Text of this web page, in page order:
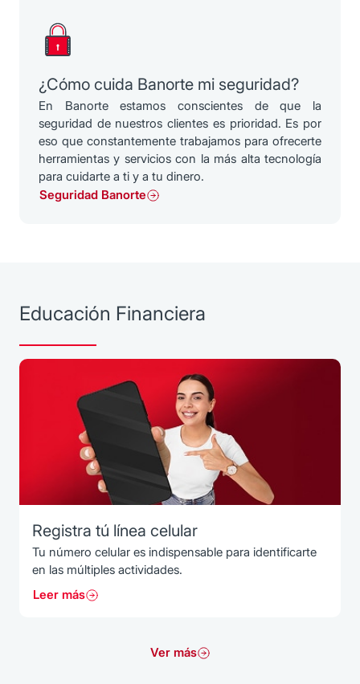
¿Cómo cuida Banorte mi seguridad?
En Banorte estamos conscientes de que la
seguridad de nuestros clientes es prioridad. Es por
eso que constantemente trabajamos para ofrecerte
herramientas y servicios con la más alta tecnología
para cuidarte a ti y a tu dinero.
Seguridad Banorte
Educación Financiera
Registra tú línea celular
Tu número celular es indispensable para identificarte
en las múltiples actividades.
Leer más
Ver más